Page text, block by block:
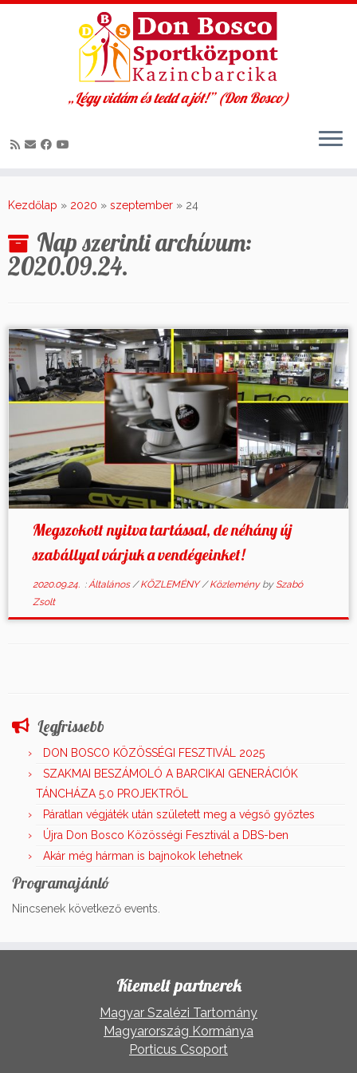
to
„Légy vidám és tedd a jót!” (Don Bosco)
Kezdőlap » 2020 » szeptember » 24
Nap szerinti archívum:
2020.09.24.
Megszokott nyitva tartással, de néhány új
szabállyal várjuk a vendégeinket!
2020.09.24.:Általános/KÖZLEMÉNY/Közlemény by Szabó
Zsolt
Legfrissebb
DON BOSCO KÖZÖSSÉGI FESZTIVÁL 2025
SZAKMAI BESZÁMOLÓ A BARCIKAI GENERÁCIÓK
TÁNCHÁZA 5.0 PROJEKTRŐL
Páratlan végjáték után született meg a végső győztes
Újra Don Bosco Közösségi Fesztivál a DBS-ben
Akár még hárman is bajnokok lehetnek
Programajánló
Nincsenek következő events.
Kiemelt partnerek
Magyar Szalézi Tartomány
Magyarország Kormánya
Porticus Csoport